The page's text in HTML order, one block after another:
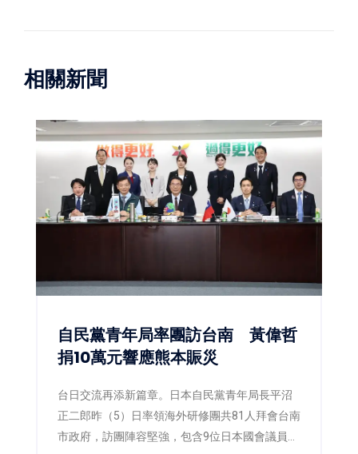
相關新聞
自民黨青年局率團訪台南 黃偉哲
捐10萬元響應熊本賑災
台日交流再添新篇章。日本自民黨青年局長平沼
正二郎昨（5）日率領海外研修團共81人拜會台南
市政府，訪團陣容堅強，包含9位日本國會議員，